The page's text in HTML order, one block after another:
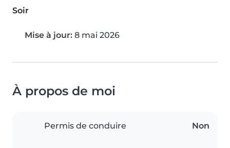
Soir
Mise à jour: 8 mai 2026
À propos de moi
Permis de conduire Non